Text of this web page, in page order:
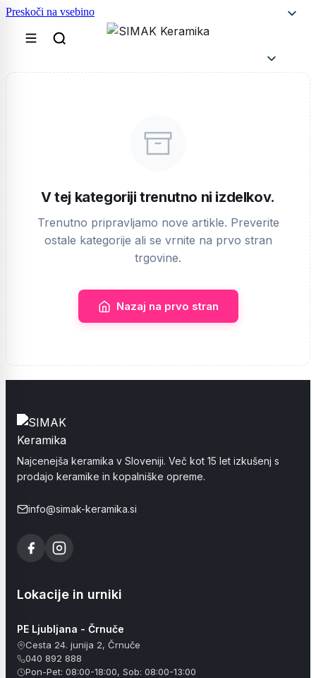
Preskoči na vsebino
V tej kategoriji trenutno ni izdelkov.
Trenutno pripravljamo nove artikle. Preverite
ostale kategorije ali se vrnite na prvo stran
trgovine.
Nazaj na prvo stran
Najcenejša keramika v Sloveniji. Več kot 15 let izkušenj s
prodajo keramike in kopalniške opreme.
info@simak-keramika.si
Lokacije in urniki
PE Ljubljana - Črnuče
Cesta 24. junija 2, Črnuče
040 892 888
Pon-Pet: 08:00-18:00, Sob: 08:00-13:00